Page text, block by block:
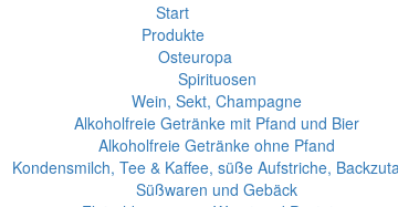
Start
Produkte
Osteuropa
Spirituosen
Wein, Sekt, Champagne
Alkoholfreie Getränke mit Pfand und Bier
Alkoholfreie Getränke ohne Pfand
Kondensmilch, Tee & Kaffee, süße Aufstriche,
Süßwaren und Gebäck